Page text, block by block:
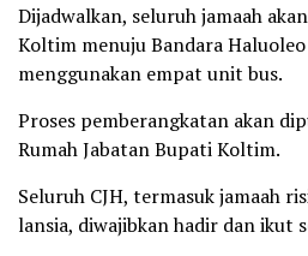
Dijadwalkan, seluruh jamaah
Koltim menuju Bandara
menggunakan empat unit bus.
Proses pemberangkatan akan
Rumah Jabatan Bupati Koltim.
Seluruh CJH, termasuk jamaah
lansia, diwajibkan hadir dan ikut